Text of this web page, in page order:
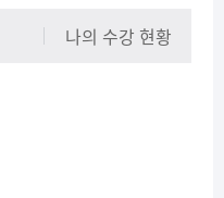
나의 수강 현황